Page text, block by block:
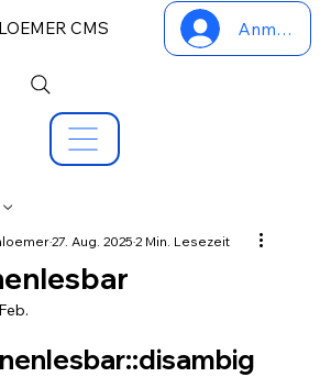
CMS Anmelden
27. Aug. 20252 Min. Lesezeit
5 Sternen bewertet.